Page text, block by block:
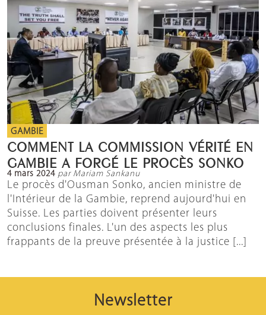
GAMBIE
COMMENT LA COMMISSION VÉRITÉ EN
GAMBIE A FORGÉ LE PROCÈS SONKO
4 mars 2024 par Mariam Sankanu
Le procès d'Ousman Sonko, ancien ministre de
l'Intérieur de la Gambie, reprend aujourd'hui en
Suisse. Les parties doivent présenter leurs
conclusions finales. L'un des aspects les plus
frappants de la preuve présentée à la justice [...]
Newsletter